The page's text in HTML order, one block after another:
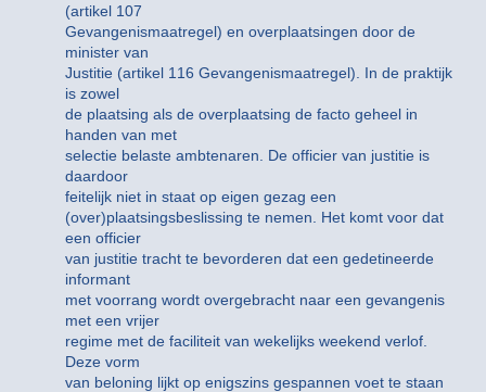
(artikel 107
Gevangenismaatregel) en overplaatsingen door de
minister van
Justitie (artikel 116 Gevangenismaatregel). In de praktijk
is zowel
de plaatsing als de overplaatsing de facto geheel in
handen van met
selectie belaste ambtenaren. De officier van justitie is
daardoor
feitelijk niet in staat op eigen gezag een
(over)plaatsingsbeslissing te nemen. Het komt voor dat
een officier
van justitie tracht te bevorderen dat een gedetineerde
informant
met voorrang wordt overgebracht naar een gevangenis
met een vrijer
regime met de faciliteit van wekelijks weekend verlof.
Deze vorm
van beloning lijkt op enigszins gespannen voet te staan